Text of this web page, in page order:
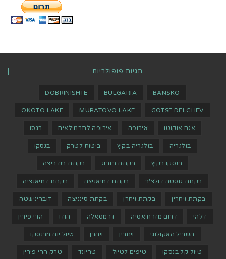
תגיות פופולריות
BANSKO
BULGARIA
DOBRINISHTE
GOTSE DELCHEV
MURATOVO LAKE
OKOTO LAKE
אגם אוקוטו אירופה אירופה לתרמילאים בגסו
בולגריה בולגריה בקיץ ביטוח לטרק בנסקו
בנסקו בקיץ בקתת בזבוג בקתת בנדריצה
בקתת גוסטה דולצ'ב בקתת דמיאניצה בקתת דמיאנציה
בקתת ויחרין בקתת ויחרן בקתת סינניצה דוברינישטה
דלהי דרום מזרח אסיה דרמסאלה הודו הרי פירין
השביל האקולוגי ויחרין ויחרן טיול יום מבנסקו
טיול קל בנסקו טיפים לטיול טריונד טרק הרי פירין